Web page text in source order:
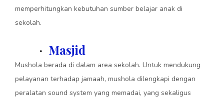
memperhitungkan kebutuhan sumber belajar anak di
sekolah.
· Masjid
Mushola berada di dalam area sekolah. Untuk mendukung
pelayanan terhadap jamaah, mushola dilengkapi dengan
peralatan sound system yang memadai, yang sekaligus